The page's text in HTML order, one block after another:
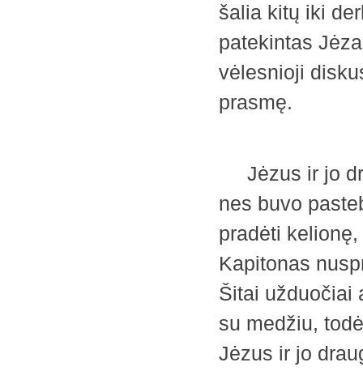
šalia kitų iki
patekintas
vėlesnioji
prasmę.
Jėzus ir jo
nes buvo
pradėti
Kapitonas
Šitai užduočiai
su medžiu,
Jėzus ir jo